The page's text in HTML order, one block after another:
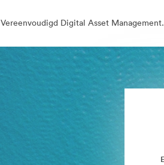
Vereenvoudigd Digital Asset Management.